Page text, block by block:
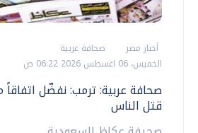
أخبار مصر
صحافة عربية
الخميس، 06 اغسطس 2026 06:22 ص
صحافة عربية: ترمب: نفضّل اتفاقاً
قتل الناس